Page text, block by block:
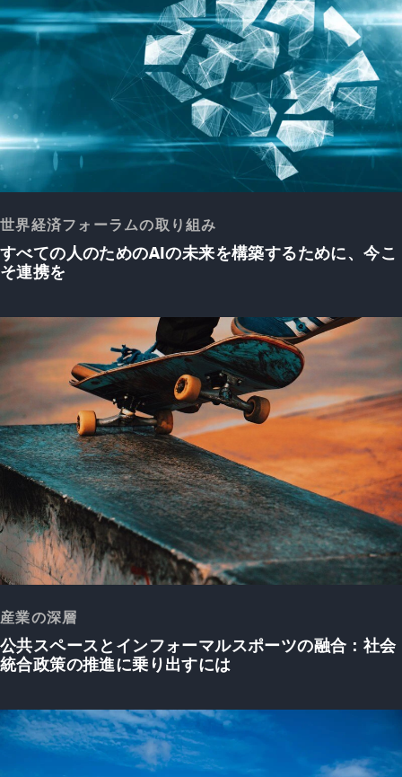
世界経済フォーラムの取り組み
すべての人のためのAIの未来を構築するために、今こ
そ連携を
産業の深層
公共スペースとインフォーマルスポーツの融合：社会
統合政策の推進に乗り出すには